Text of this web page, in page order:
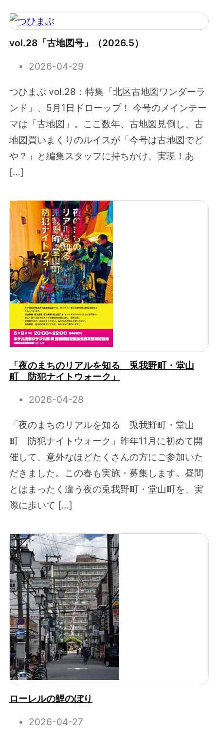
vol.28「古地図号」（2026.5）
2026-04-29
つひまぶ vol.28：特集「北区古地図ワンダーラ
ンド」、5月1日ドローップ！ 今号のメインテー
マは「古地図」。ここ数年、古地図見倒し、古
地図買いまくりのルイスが「今号は古地図でど
や？」と編集スタッフに持ちかけ、実現！あ
[…]
「夜のまちのリアルを知る 兎我野町・堂山
町 防犯ナイトウォーク」
2026-04-28
「夜のまちのリアルを知る 兎我野町・堂山
町 防犯ナイトウォーク」昨年11月に初めて開
催して、意外なほどたくさんの方にご参加いた
だきました。この春も実施・募集します。昼間
とはまったく違う夜の兎我野町・堂山町を、実
際に歩いて […]
ローレルの鯉のぼり
2026-04-27